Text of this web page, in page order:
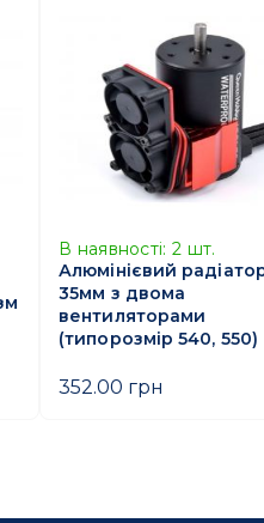
В наявності: 2 шт.
Алюмінієвий
35мм з двома
вентиляторами
(типорозмір 540, 550)
352.00 грн